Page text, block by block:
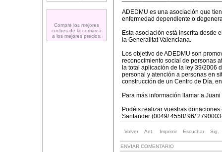
Compre los mejores
coches de la comarca
a los mejores precios.
ADEDMU es una asociación que
enfermedad dependiente o
Esta asociación está inscrita desde
la Generalitat Valenciana.
Los objetivo de ADEDMU son
reconocimiento social de personas
la total aplicación de la ley 39/2006
personal y atención a personas en
construcción de un Centro de Día,
Para más información llamar a
Podéis realizar vuestras
Santander (0049/ 4558/ 96/
Volver Ant. Imprimir Escuchar Sig.
ENVIAR COMENTARIO